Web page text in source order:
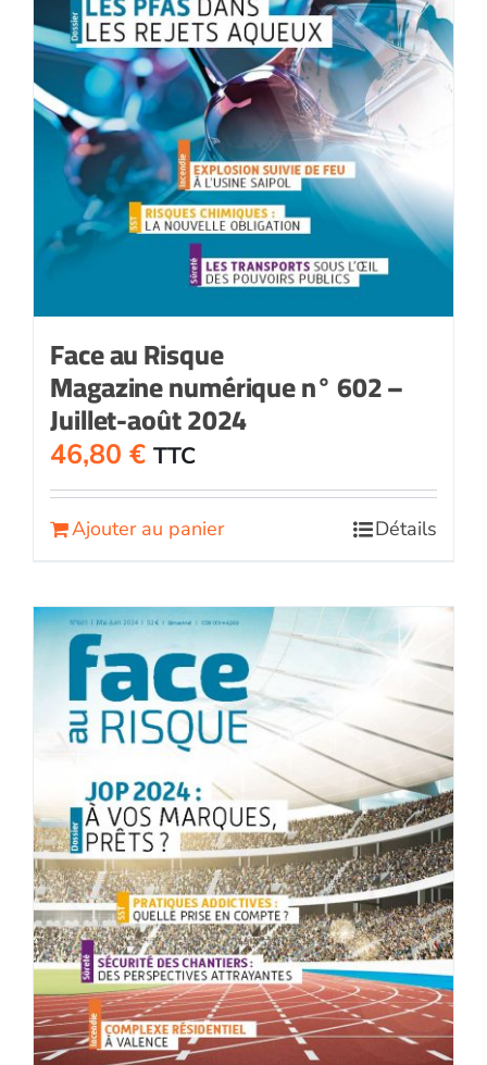
Face au Risque
Magazine numérique n° 602 –
Juillet-août 2024
46,80 € TTC
Ajouter au panier Détails